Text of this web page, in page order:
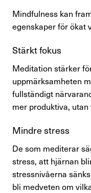
Mindfulness kan
egenskaper för ökat
Stärkt fokus
Meditation stärker
uppmärksamheten
fullständigt
mer produktiva,
Mindre stress
De som mediterar
stress, att hjärnan
stressnivåerna
bli medveten om